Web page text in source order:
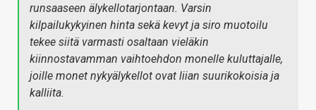
runsaaseen älykellotarjontaan. Varsin
kilpailukykyinen hinta sekä kevyt ja siro muotoilu
tekee siitä varmasti osaltaan vieläkin
kiinnostavamman vaihtoehdon monelle kuluttajalle,
joille monet nykyälykellot ovat liian suurikokoisia ja
kalliita.